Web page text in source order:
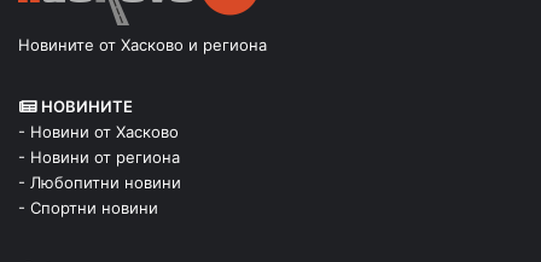
Новините от Хасково и региона
НОВИНИТЕ
- Новини от Хасково
- Новини от региона
- Любопитни новини
- Спортни новини